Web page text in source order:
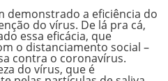
demonstrado a eficiência do
do vírus. De lá pra cá,
essa eficácia, que
o distanciamento social –
contra o coronavírus.
do vírus, que é